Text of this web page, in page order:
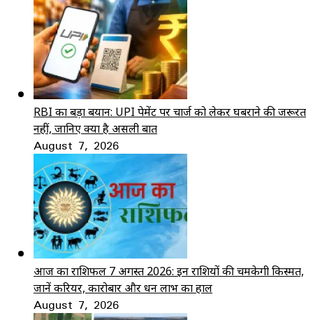
RBI का बड़ा बयान: UPI पेमेंट पर चार्ज को लेकर घबराने की जरूरत
नहीं, जानिए क्या है असली बात
August 7, 2026
आज का राशिफल 7 अगस्त 2026: इन राशियों की चमकेगी किस्मत,
जानें करियर, कारोबार और धन लाभ का हाल
August 7, 2026